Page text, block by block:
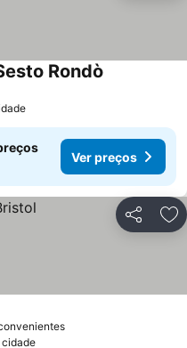
Rondò
Ver preços
Partilhar
cidade